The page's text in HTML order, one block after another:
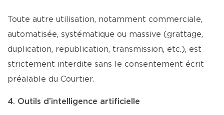
Toute autre utilisation, notamment commerciale,
automatisée, systématique ou massive (grattage,
duplication, republication, transmission, etc.), est
strictement interdite sans le consentement écrit
préalable du Courtier.
4. Outils d’intelligence artificielle